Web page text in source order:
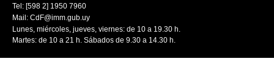
Tel: [598 2] 1950 7960
Mail: CdF@imm.gub.uy
Lunes, miércoles, jueves, viernes: de 10 a 19.30 h.
Martes: de 10 a 21 h. Sábados de 9.30 a 14.30 h.